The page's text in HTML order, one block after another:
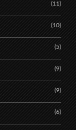
(11)
(10)
(5)
(9)
(9)
(6)